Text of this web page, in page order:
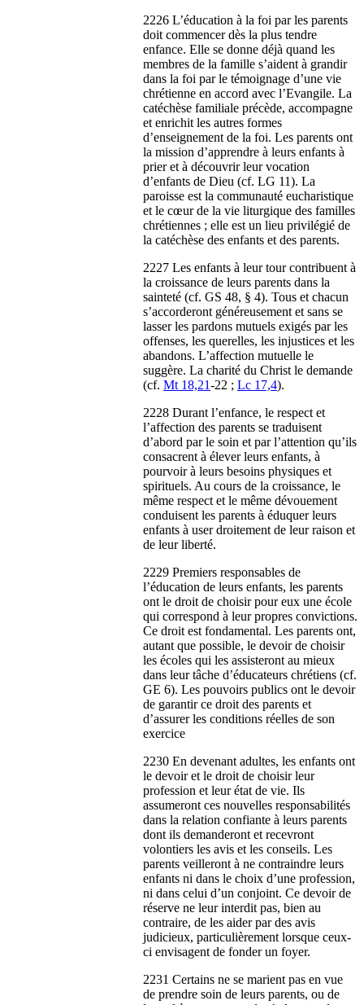
2226 L’éducation à la foi par les parents
doit commencer dès la plus tendre
enfance. Elle se donne déjà quand les
membres de la famille s’aident à grandir
dans la foi par le témoignage d’une vie
chrétienne en accord avec l’Evangile. La
catéchèse familiale précède, accompagne
et enrichit les autres formes
d’enseignement de la foi. Les parents ont
la mission d’apprendre à leurs enfants à
prier et à découvrir leur vocation
d’enfants de Dieu (cf. LG 11). La
paroisse est la communauté eucharistique
et le cœur de la vie liturgique des familles
chrétiennes ; elle est un lieu privilégié de
la catéchèse des enfants et des parents.
2227 Les enfants à leur tour contribuent à
la croissance de leurs parents dans la
sainteté (cf. GS 48, § 4). Tous et chacun
s’accorderont généreusement et sans se
lasser les pardons mutuels exigés par les
offenses, les querelles, les injustices et les
abandons. L’affection mutuelle le
suggère. La charité du Christ le demande
(cf. Mt 18,21-22 ; Lc 17,4).
2228 Durant l’enfance, le respect et
l’affection des parents se traduisent
d’abord par le soin et par l’attention qu’ils
consacrent à élever leurs enfants, à
pourvoir à leurs besoins physiques et
spirituels. Au cours de la croissance, le
même respect et le même dévouement
conduisent les parents à éduquer leurs
enfants à user droitement de leur raison et
de leur liberté.
2229 Premiers responsables de
l’éducation de leurs enfants, les parents
ont le droit de choisir pour eux une école
qui correspond à leur propres convictions.
Ce droit est fondamental. Les parents ont,
autant que possible, le devoir de choisir
les écoles qui les assisteront au mieux
dans leur tâche d’éducateurs chrétiens (cf.
GE 6). Les pouvoirs publics ont le devoir
de garantir ce droit des parents et
d’assurer les conditions réelles de son
exercice
2230 En devenant adultes, les enfants ont
le devoir et le droit de choisir leur
profession et leur état de vie. Ils
assumeront ces nouvelles responsabilités
dans la relation confiante à leurs parents
dont ils demanderont et recevront
volontiers les avis et les conseils. Les
parents veilleront à ne contraindre leurs
enfants ni dans le choix d’une profession,
ni dans celui d’un conjoint. Ce devoir de
réserve ne leur interdit pas, bien au
contraire, de les aider par des avis
judicieux, particulièrement lorsque ceux-
ci envisagent de fonder un foyer.
2231 Certains ne se marient pas en vue
de prendre soin de leurs parents, ou de